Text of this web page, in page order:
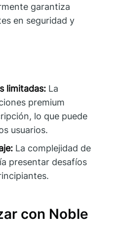
garantiza
en seguridad y
limitadas: La
premium
lo que puede
usuarios.
La complejidad de
presentar desafíos
con Noble